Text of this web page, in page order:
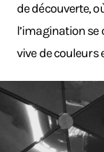
de découverte,
l’imagination
vive de couleurs